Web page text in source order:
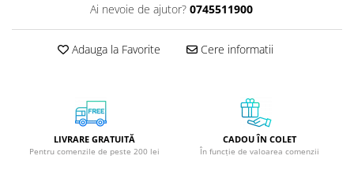
GreenPoint Trade (3 produse)
H3D - O'TOM(2 produse)
Health Advisors (9 produse)
Irisana (5 produse)
Jack N' Jill (20 produse)
Laboratoarele Remedia (98
Protectie Anti-Insecte
Protectie Solara
Sare de Baie
Scrub de Corp
Servetele Umede/Hartie Igienica
Ai nevoie de ajutor? 0745511900
Adauga la Favorite Cere informatii
LIVRARE GRATUITĂ
Pentru comenzile de peste 200 lei
CADOU ÎN COLET
În funcție de valoarea comenzii